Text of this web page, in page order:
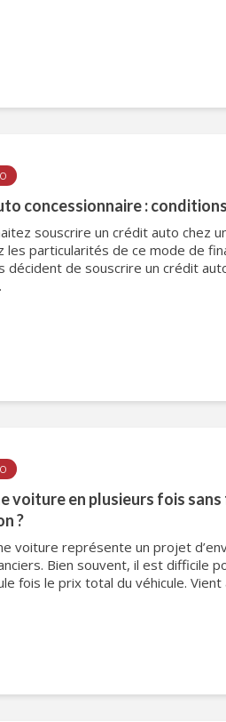
concessionnaire :
souscrire un crédit auto chez
les particularités de ce mode de
décident de souscrire un crédit
voiture en plusieurs fois
?
voiture représente un projet
Bien souvent, il est difficile
fois le prix total du véhicule. Vient